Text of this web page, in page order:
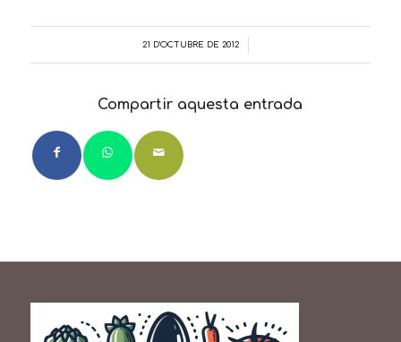
21 D'OCTUBRE DE 2012
/
Compartir aquesta entrada